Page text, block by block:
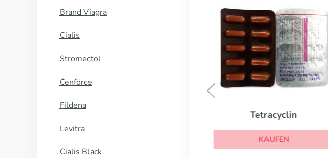
Brand Viagra
Cialis
Stromectol
Cenforce
Fildena
Levitra
Cialis Black
Tetracyclin
KAUFEN